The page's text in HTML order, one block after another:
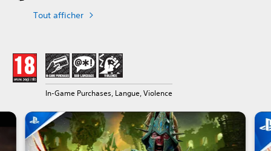
Tout afficher
In-Game Purchases, Langue, Violence